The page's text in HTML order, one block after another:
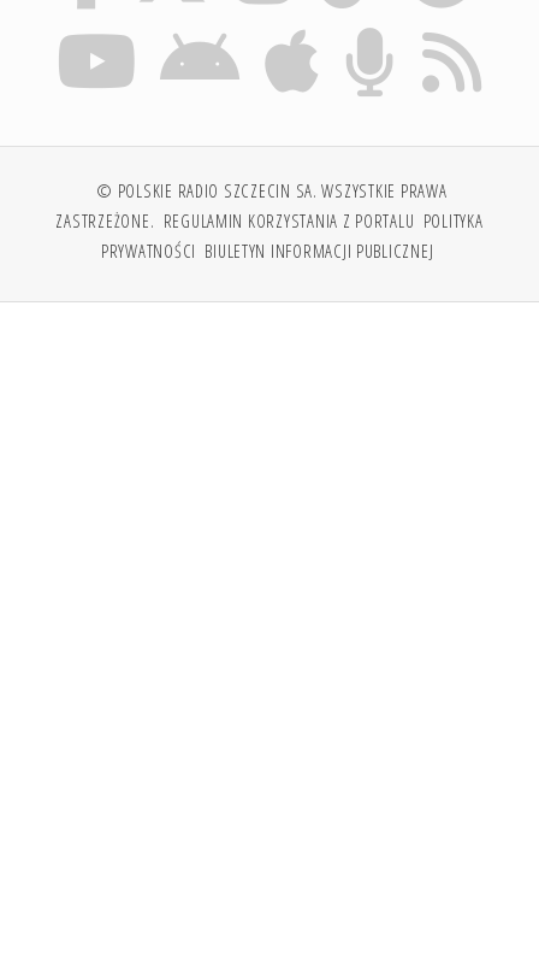
© POLSKIE RADIO SZCZECIN SA. WSZYSTKIE PRAWA
ZASTRZEŻONE. REGULAMIN KORZYSTANIA Z PORTALU POLITYKA
PRYWATNOŚCI BIULETYN INFORMACJI PUBLICZNEJ